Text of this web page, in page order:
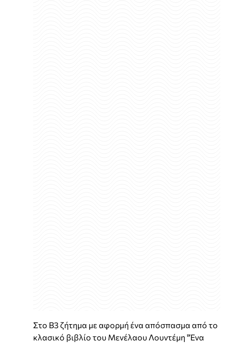
Στο Β3 ζήτημα με αφορμή ένα απόσπασμα από το
κλασικό βιβλίο του Μενέλαου Λουντέμη "Ένα